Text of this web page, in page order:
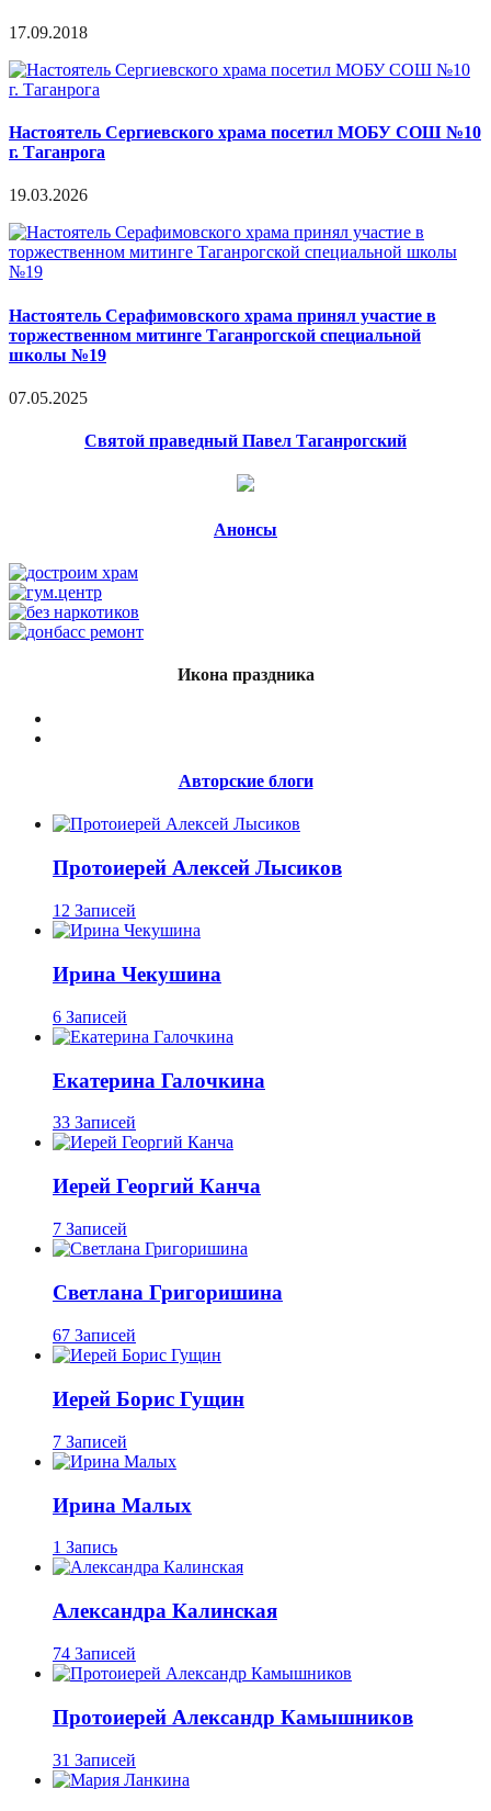
17.09.2018
Настоятель Сергиевского храма посетил МОБУ СОШ №10
г. Таганрога
19.03.2026
Настоятель Серафимовского храма принял участие в
торжественном митинге Таганрогской специальной
школы №19
07.05.2025
Святой праведный Павел Таганрогский
Анонсы
Икона праздника
Авторские блоги
Протоиерей Алексей Лысиков
12 Записей
Ирина Чекушина
6 Записей
Екатерина Галочкина
33 Записей
Иерей Георгий Канча
7 Записей
Светлана Григоришина
67 Записей
Иерей Борис Гущин
7 Записей
Ирина Малых
1 Запись
Александра Калинская
74 Записей
Протоиерей Александр Камышников
31 Записей